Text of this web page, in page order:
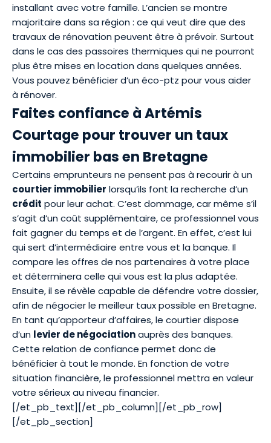
installant avec votre famille. L’ancien se montre
majoritaire dans sa région : ce qui veut dire que des
travaux de rénovation peuvent être à prévoir. Surtout
dans le cas des passoires thermiques qui ne pourront
plus être mises en location dans quelques années.
Vous pouvez bénéficier d’un éco-ptz pour vous aider
à rénover.
Faites confiance à Artémis
Courtage pour trouver un taux
immobilier bas en Bretagne
Certains emprunteurs ne pensent pas à recourir à un
courtier immobilier lorsqu’ils font la recherche d’un
crédit pour leur achat. C’est dommage, car même s’il
s’agit d’un coût supplémentaire, ce professionnel vous
fait gagner du temps et de l’argent. En effet, c’est lui
qui sert d’intermédiaire entre vous et la banque. Il
compare les offres de nos partenaires à votre place
et déterminera celle qui vous est la plus adaptée.
Ensuite, il se révèle capable de défendre votre dossier,
afin de négocier le meilleur taux possible en Bretagne.
En tant qu’apporteur d’affaires, le courtier dispose
d’un levier de négociationauprès des banques.
Cette relation de confiance permet donc de
bénéficier à tout le monde. En fonction de votre
situation financière, le professionnel mettra en valeur
votre sérieux au niveau financier.
[/et_pb_text][/et_pb_column][/et_pb_row]
[/et_pb_section]